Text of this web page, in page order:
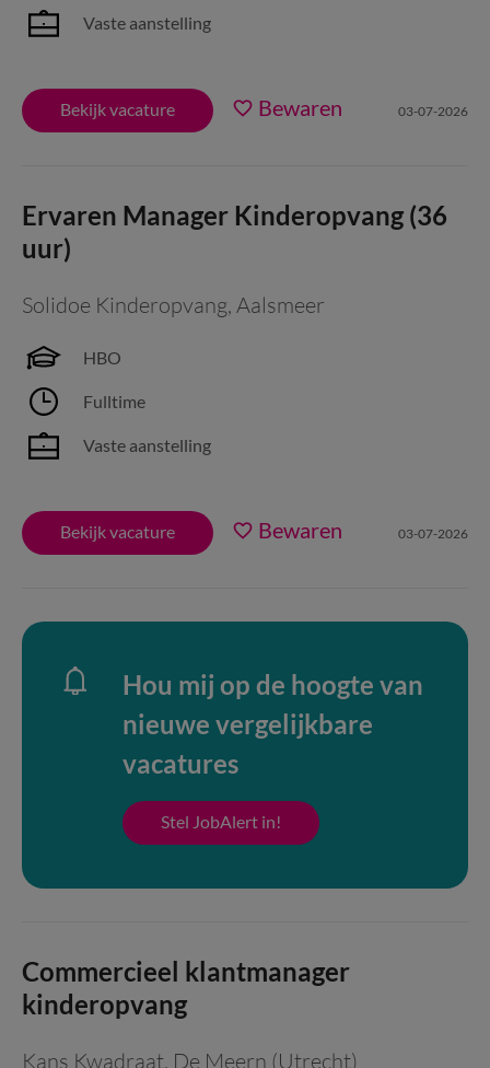
Vaste aanstelling
Bekijk vacature Bewaren 03-07-2026
Ervaren Manager Kinderopvang (36
uur)
Solidoe Kinderopvang, Aalsmeer
HBO
Fulltime
Vaste aanstelling
Bekijk vacature Bewaren 03-07-2026
Hou mij op de hoogte van
nieuwe vergelijkbare
vacatures
Stel JobAlert in!
Commercieel klantmanager
kinderopvang
Kans Kwadraat, De Meern (Utrecht)